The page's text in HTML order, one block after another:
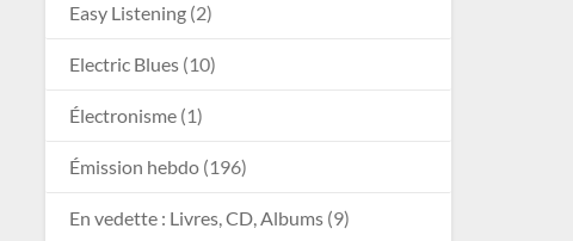
Easy Listening (2)
Electric Blues (10)
Électronisme (1)
Émission hebdo (196)
En vedette : Livres, CD, Albums (9)